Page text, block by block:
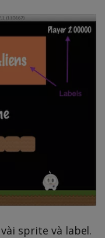
sprite và label.